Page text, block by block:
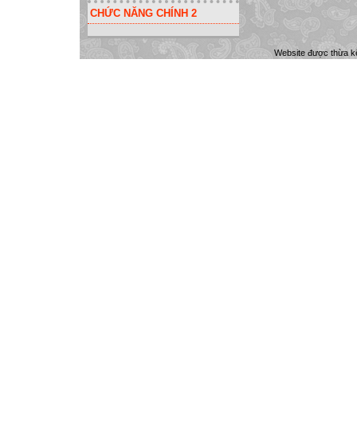
CHỨC NĂNG CHÍNH 2
Website được thừa